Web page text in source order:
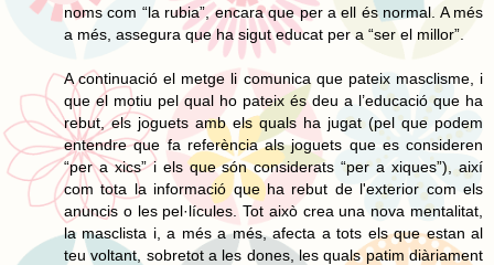
noms com “la rubia”, encara que per a ell és normal. A més
a més, assegura que ha sigut educat per a “ser el millor”.
A continuació el metge li comunica que pateix masclisme, i
que el motiu pel qual ho pateix és deu a l’educació que ha
rebut, els joguets amb els quals ha jugat (pel que podem
entendre que fa referència als joguets que es consideren
“per a xics” i els que són considerats “per a xiques”), així
com tota la informació que ha rebut de l'exterior com els
anuncis o les pel·lícules. Tot això crea una nova mentalitat,
la masclista i, a més a més, afecta a tots els que estan al
teu voltant, sobretot a les dones, les quals patim diàriament